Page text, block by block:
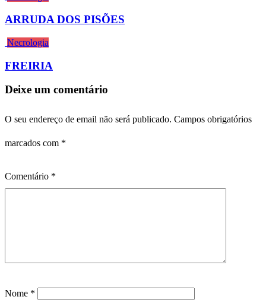
ARRUDA DOS PISÕES
Necrologia
FREIRIA
Deixe um comentário
O seu endereço de email não será publicado. Campos obrigatórios
marcados com *
Comentário *
Nome *